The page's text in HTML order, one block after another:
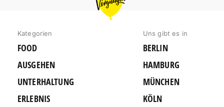
VERGNÜGEN
BERLIN
Kategorien
FOOD
AUSGEHEN
UNTERHALTUNG
ERLEBNIS
Uns gibt es in
BERLIN
HAMBURG
MÜNCHEN
KÖLN